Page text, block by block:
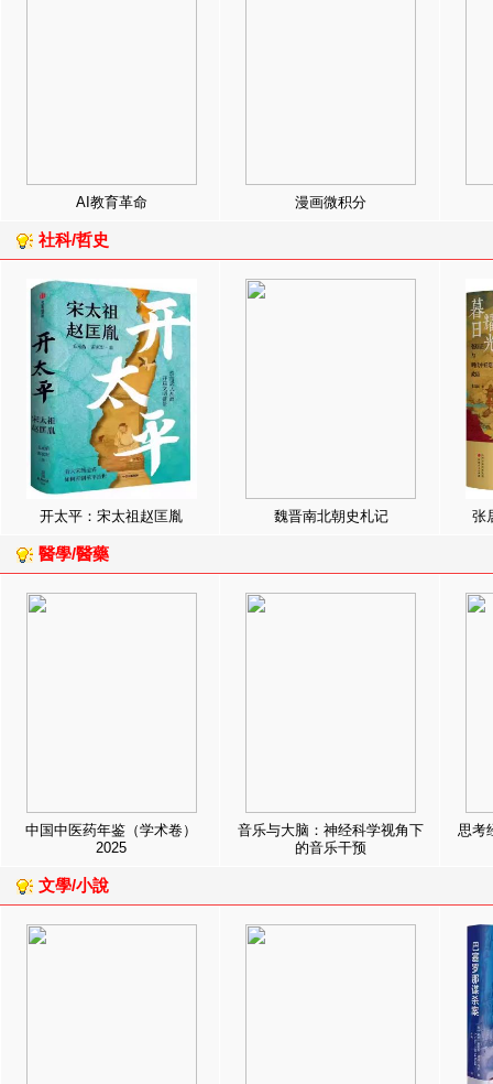
AI教育革命 漫画微积分
社科/哲史
开太平：宋太祖赵匡胤 魏晋南北朝史札记 张
醫學/醫藥
中国中医药年鉴（学术卷）
2025
音乐与大脑：神经科学视角下
的音乐干预
思考
文學/小說